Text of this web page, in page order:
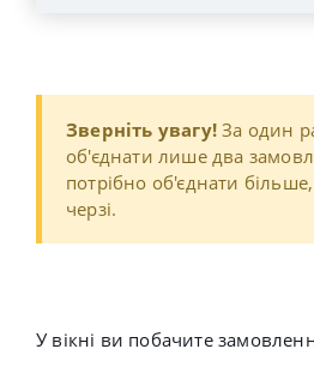
Зверніть увагу!За один
об'єднати лише два
потрібно об'єднати
черзі.
У вікні ви побачите